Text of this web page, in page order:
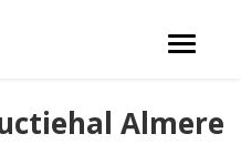
Toggle
Almere